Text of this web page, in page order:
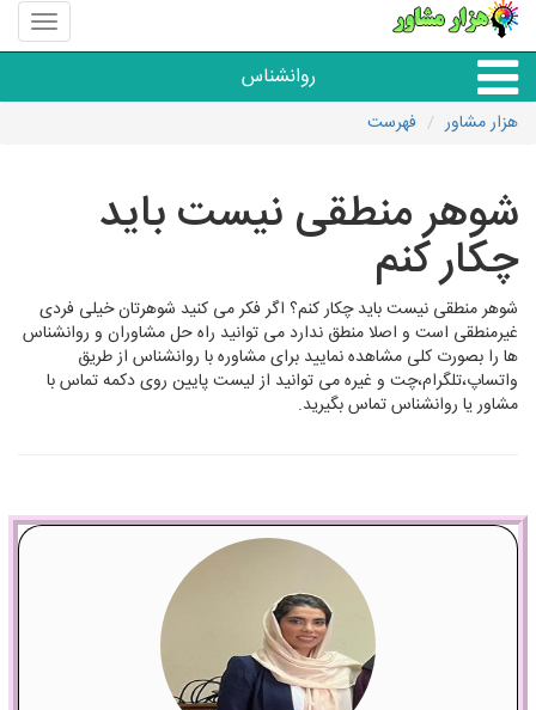
منوی
سایت
مشاور
روانشناس
گروه روانشناسی
هزار مشاور فهرست
شوهر منطقی نیست باید
چکار کنم
شوهر منطقی نیست باید چکار کنم؟ اگر فکر می کنید شوهرتان خیلی فردی
غیرمنطقی است و اصلا منطق ندارد می توانید راه حل مشاوران و روانشناس
ها را بصورت کلی مشاهده نمایید برای مشاوره با روانشناس از طریق
واتساپ،تلگرام،چت و غیره می توانید از لیست پایین روی دکمه تماس با
مشاور یا روانشناس تماس بگیرید.